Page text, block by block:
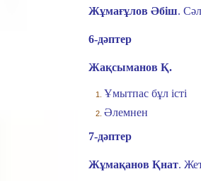
Жұмағұлов Әбіш.
6-дәптер
Жақсыманов Қ.
Ұмытпас бұл істі
Әлемнен
7-дәптер
Жұмақанов Қнат.